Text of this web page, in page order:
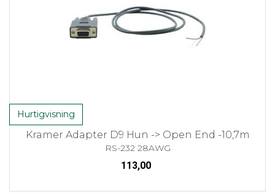
Hurtigvisning
Kramer Adapter D9 Hun -> Open End -10,7m
RS-232 28AWG
113,00